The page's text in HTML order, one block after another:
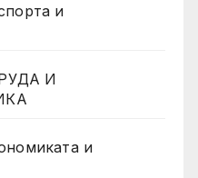
и
И
и